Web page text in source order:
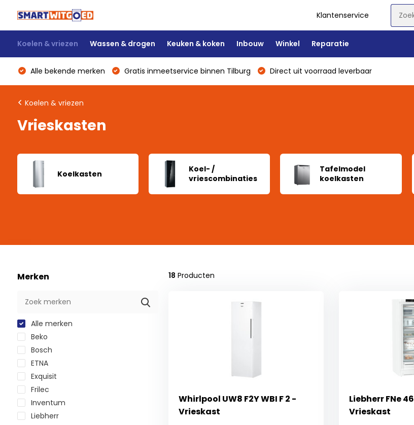
Klantenservice
Koelen & vriezen Wassen & drogen Keuken & koken Inbouw Winkel Reparatie
Alle bekende merken Gratis inmeetservice binnen Tilburg Direct uit voorraad leverbaar
Koelen & vriezen
Vrieskasten
Koelkasten
Koel- /
vriescombinaties
Tafelmodel
koelkasten
Merken
Alle merken
Beko
Bosch
ETNA
Exquisit
Frilec
Inventum
Liebherr
18 Producten
Whirlpool UW8 F2Y WBI F 2 -
Vrieskast
Liebherr FNe
Vrieskast